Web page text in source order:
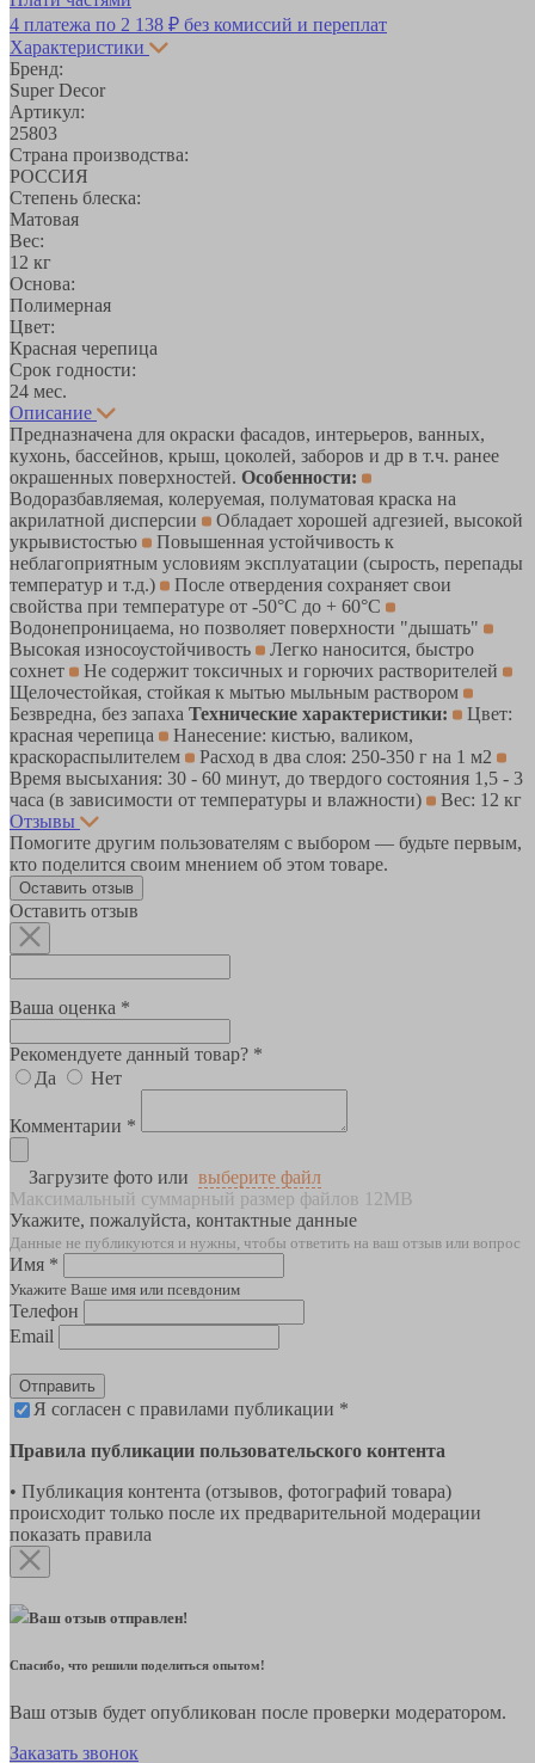
4 платежа по 2 138 ₽ без комиссий и переплат
Характеристики
Бренд:
Super Decor
Артикул:
25803
Страна производства:
РОССИЯ
Степень блеска:
Матовая
Вес:
12 кг
Основа:
Полимерная
Цвет:
Красная черепица
Срок годности:
24 мес.
Описание
Предназначена для окраски фасадов, интерьеров, ванных,
кухонь, бассейнов, крыш, цоколей, заборов и др в т.ч. ранее
окрашенных поверхностей. Особенности:
Водоразбавляемая, колеруемая, полуматовая краска на
акрилатной дисперсии
Обладает хорошей адгезией, высокой
укрывистостью
Повышенная устойчивость к
неблагоприятным условиям эксплуатации (сырость, перепады
температур и т.д.)
После отвердения сохраняет свои
свойства при температуре от -50°С до + 60°С
Водонепроницаема, но позволяет поверхности "дышать"
Высокая износоустойчивость
Легко наносится, быстро
сохнет
Не содержит токсичных и горючих растворителей
Щелочестойкая, стойкая к мытью мыльным раствором
Безвредна, без запаха Технические характеристики:
Цвет:
красная черепица
Нанесение: кистью, валиком,
краскораспылителем
Расход в два слоя: 250-350 г на 1 м2
Время высыхания: 30 - 60 минут, до твердого состояния 1,5 - 3
часа (в зависимости от температуры и влажности)
Вес: 12 кг
Отзывы
Помогите другим пользователям с выбором — будьте первым,
кто поделится своим мнением об этом товаре.
Оставить отзыв
Оставить отзыв
Ваша оценка *
Рекомендуете данный товар? *
Да
Нет
Комментарии *
Загрузите фото или выберите файл
Максимальный суммарный размер файлов 12MB
Укажите, пожалуйста, контактные данные
Данные не публикуются и нужны, чтобы ответить на ваш отзыв или вопрос
Имя *
Укажите Ваше имя или псевдоним
Телефон
Email
Отправить
Я согласен с правилами публикации *
Правила публикации пользовательского контента
• Публикация контента (отзывов, фотографий товара)
происходит только после их предварительной модерации
показать правила
Ваш отзыв отправлен!
Спасибо, что решили поделиться опытом!
Ваш отзыв будет опубликован после проверки модератором.
Заказать звонок